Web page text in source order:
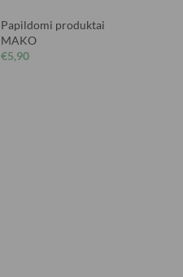
Papildomi produktai
MAKO
€5,90